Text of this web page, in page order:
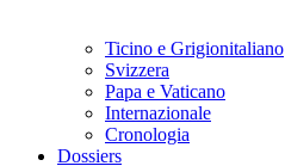
Ticino e Grigionitaliano
Svizzera
Papa e Vaticano
Internazionale
Cronologia
Dossiers